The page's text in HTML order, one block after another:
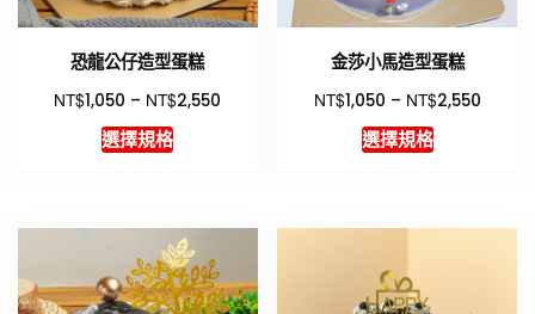
恐龍公仔造型蛋糕
NT$1,050 – NT$2,550
選擇規格此
產
多
種
款
金莎小馬造型蛋糕
NT$1,050 – NT$2,550
選擇規格此
產